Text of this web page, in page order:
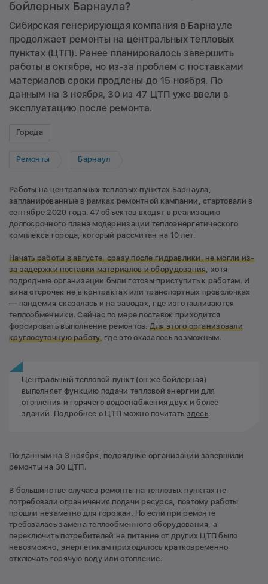
бойлерных Барнаула?
Сибирская генерирующая компания в Барнауле
продолжает ремонты на центральных тепловых
пунктах (ЦТП). Ранее планировалось завершить
работы в октябре, но из-за проблем с поставками
материалов сроки продлены до 15 ноября. По
данным на 3 ноября, 30 из 47 ЦТП уже ввели в
эксплуатацию после ремонта.
Города
Ремонты Барнаул
Работы на центральных тепловых пунктах Барнаула,
запланированные в рамках ремонтной кампании, стартовали в
сентябре 2020 года. 47 объектов входят в реализацию
долгосрочного плана модернизации теплоэнергетического
комплекса города, который рассчитан на 10 лет.
Начать работы в августе, сразу после гидравлики, не могли из-
за задержки поставки материалов и оборудования, хотя
подрядные организации были готовы приступить к работам. И
вина отсрочек не в контрактах или транспортных проволочках
— пандемия сказалась и на заводах, где изготавливаются
теплообменники. Сейчас по мере поставок приходится
форсировать выполнение ремонтов. Для этого организовали
круглосуточную работу,где это оказалось возможным.
Центральный тепловой пункт (он же бойлерная)
выполняет функцию подачи тепловой энергии для
отопления и горячего водоснабжения двух и более
зданий. Подробнее о ЦТП можно почитать здесь.
По данным на 3 ноября, подрядные организации завершили
ремонты на 30 ЦТП.
В большинстве случаев ремонты на тепловых пунктах не
потребовали ограничения подачи ресурса, поэтому работы
прошли незаметно для горожан. Но если при ремонте
требовалась замена теплообменного оборудования, а
переключить потребителей на питание от других ЦТП было
невозможно, энергетикам приходилось кратковременно
отключать горячую воду или отопление.